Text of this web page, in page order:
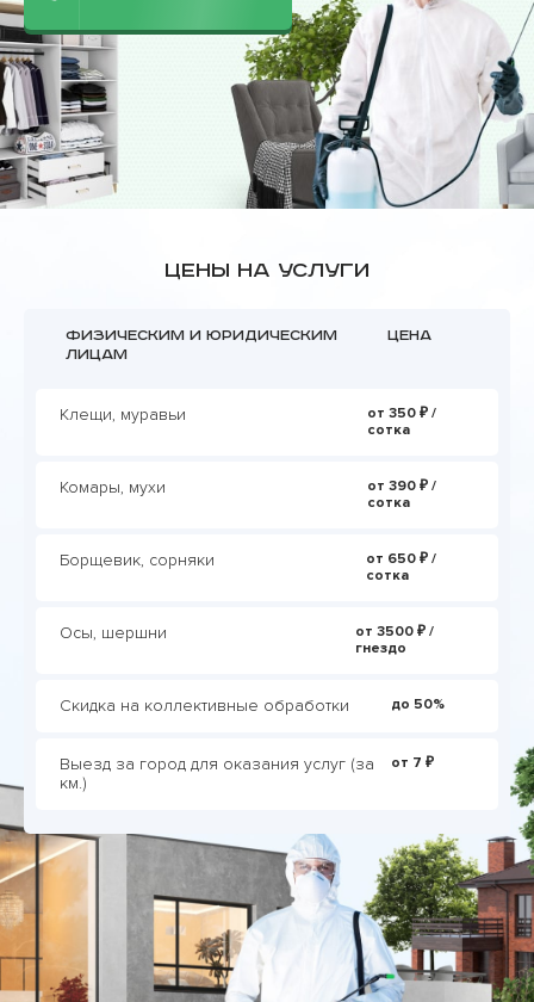
Цены на услуги
Физическим и юридическим
лицам
Цена
Клещи, муравьи
от 350 ₽ /
сотка
Комары, мухи
от 390 ₽ /
сотка
Борщевик, сорняки
от 650 ₽ /
сотка
Осы, шершни
от 3500 ₽ /
гнездо
Скидка на коллективные обработки до 50%
Выезд за город для оказания услуг (за
км.)
от 7 ₽